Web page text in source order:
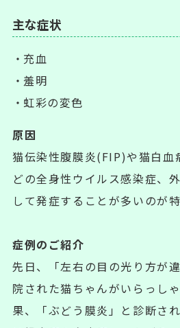
主な症状
充血
羞明
虹彩の変色
原因
猫伝染性腹膜炎(FIP)や猫白血
どの全身性ウイルス感染症、
して発症することが多いのが特
症例のご紹介
先日、「左右の目の光り方が
院された猫ちゃんがいらっし
果、「ぶどう膜炎」と診断さ